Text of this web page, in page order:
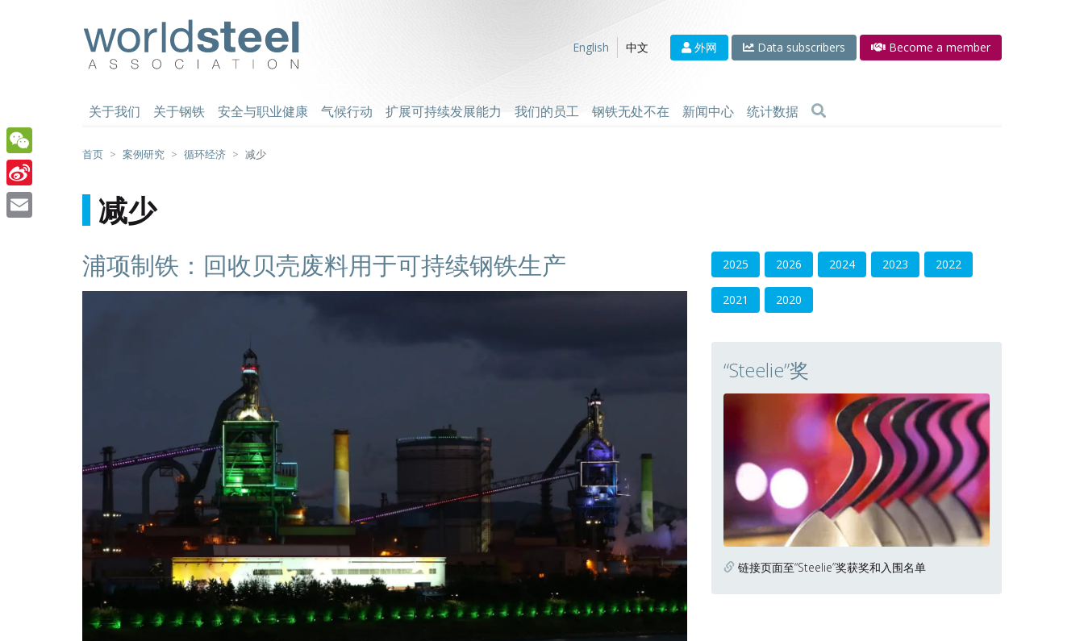
English
中文 外网 Data subscribers Become a member
关于我们 关于钢铁 安全与职业健康 气候行动 扩展可持续发展能力 我们的员工 钢铁无处不在 新闻中心 统计数据
首页 案例研究 循环经济 减少
减少
浦项制铁：回收贝壳废料用于可持续钢铁生产 2025 2026 2024 2023 2022
2021 2020
“Steelie”奖
链接页面至“Steelie”奖获奖和入围名单
WeChat
Sina